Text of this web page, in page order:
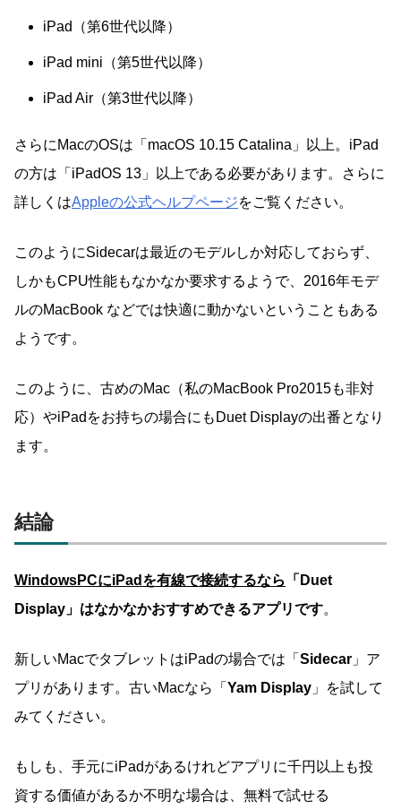
iPad（第6世代以降）
iPad mini（第5世代以降）
iPad Air（第3世代以降）
さらにMacのOSは「macOS 10.15 Catalina」以上。iPad
の方は「iPadOS 13」以上である必要があります。さらに
詳しくはAppleの公式ヘルプページをご覧ください。
このようにSidecarは最近のモデルしか対応しておらず、
しかもCPU性能もなかなか要求するようで、2016年モデ
ルのMacBook などでは快適に動かないということもある
ようです。
このように、古めのMac（私のMacBook Pro2015も非対
応）やiPadをお持ちの場合にもDuet Displayの出番となり
ます。
結論
WindowsPCにiPadを有線で接続するなら
「Duet
Display」はなかなかおすすめできるアプリです。
新しいMacでタブレットはiPadの場合では「 Sidecar 」ア
プリがあります。古いMacなら「 Yam Display 」を試して
みてください。
もしも、手元にiPadがあるけれどアプリに千円以上も投
資する価値があるか不明な場合は、無料で試せる